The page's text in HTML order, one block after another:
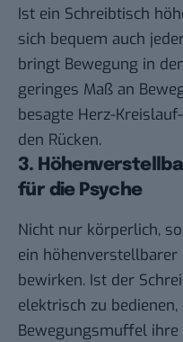
Ist ein Schreibtisch
sich bequem auch
bringt Bewegung in
geringes Maß an
besagte Herz-
den Rücken.
3.
für die Psyche
Nicht nur körperlich,
ein
bewirken. Ist der
elektrisch zu
Bewegungsmuffel